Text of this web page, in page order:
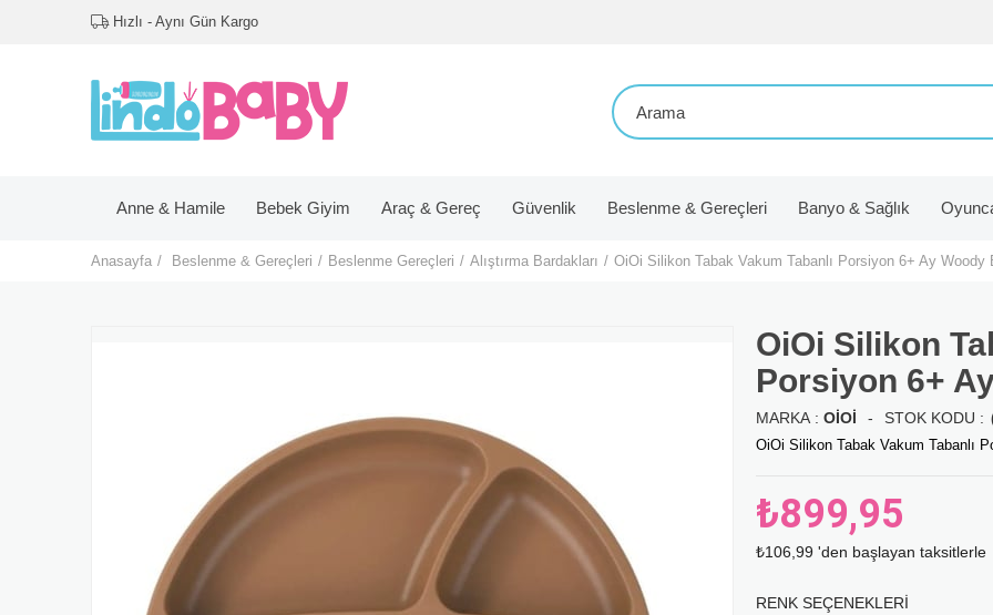
Hızlı - Aynı Gün Kargo
Anne & Hamile Bebek Giyim Araç & Gereç Güvenlik Beslenme & Gereçleri Banyo & Sağlık
Anasayfa Beslenme & Gereçleri Beslenme Gereçleri Alıştırma Bardakları OiOi Silikon Tabak Vakum Tabanlı Porsiyon 6+ Ay Woody
OiOi Silikon
Porsiyon 6+
MARKA : OIOI
OiOi Silikon Tabak Vakum Tabanlı
₺899,95
₺106,99 'den başlayan taksitlerle
RENK SEÇENEKLERI